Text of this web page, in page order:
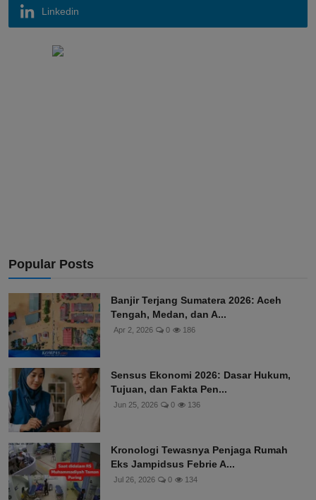
Linkedin
Popular Posts
Banjir Terjang Sumatera 2026: Aceh
Tengah, Medan, dan A...
Apr 2, 2026 0 186
Sensus Ekonomi 2026: Dasar Hukum,
Tujuan, dan Fakta Pen...
Jun 25, 2026 0 136
Kronologi Tewasnya Penjaga Rumah
Eks Jampidsus Febrie A...
Jul 26, 2026 0 134